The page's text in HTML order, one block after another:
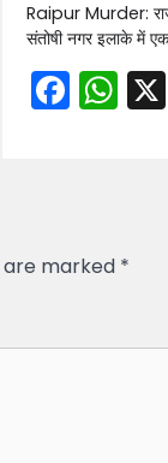
Raipur Murder:
संतोषी नगर इलाके में
are marked *